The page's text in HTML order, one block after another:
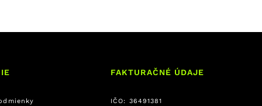
FAKTURAČNÉ ÚDAJE
IČO: 36491381